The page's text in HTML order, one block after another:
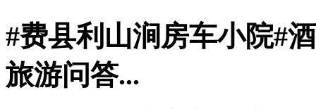
#费县利山涧房车小院#
旅游问答...